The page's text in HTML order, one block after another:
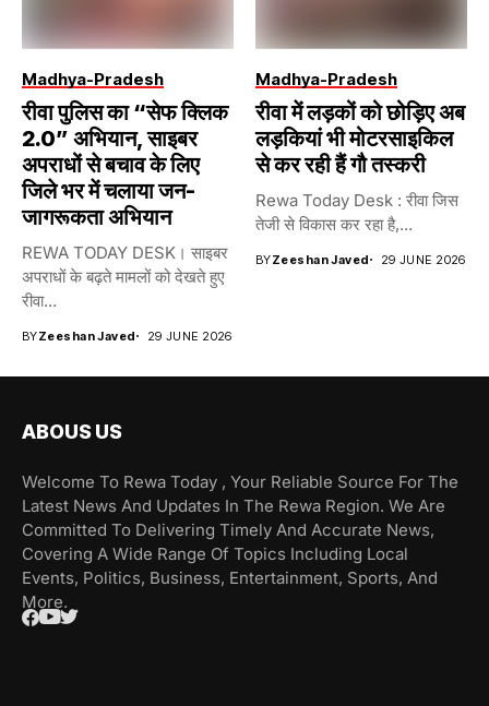
Madhya-Pradesh
रीवा पुलिस का “सेफ क्लिक
2.0” अभियान, साइबर
अपराधों से बचाव के लिए
जिले भर में चलाया जन-
जागरूकता अभियान
REWA TODAY DESK। साइबर
अपराधों के बढ़ते मामलों को देखते हुए
रीवा...
BYZeeshan Javed 29 JUNE 2026
Madhya-Pradesh
रीवा में लड़कों को छोड़िए अब
लड़कियां भी मोटरसाइकिल
से कर रही हैं गौ तस्करी
Rewa Today Desk : रीवा जिस
तेजी से विकास कर रहा है,...
BYZeeshan Javed 29 JUNE 2026
ABOUS US
Welcome To Rewa Today , Your Reliable Source For The
Latest News And Updates In The Rewa Region. We Are
Committed To Delivering Timely And Accurate News,
Covering A Wide Range Of Topics Including Local
Events, Politics, Business, Entertainment, Sports, And
More.